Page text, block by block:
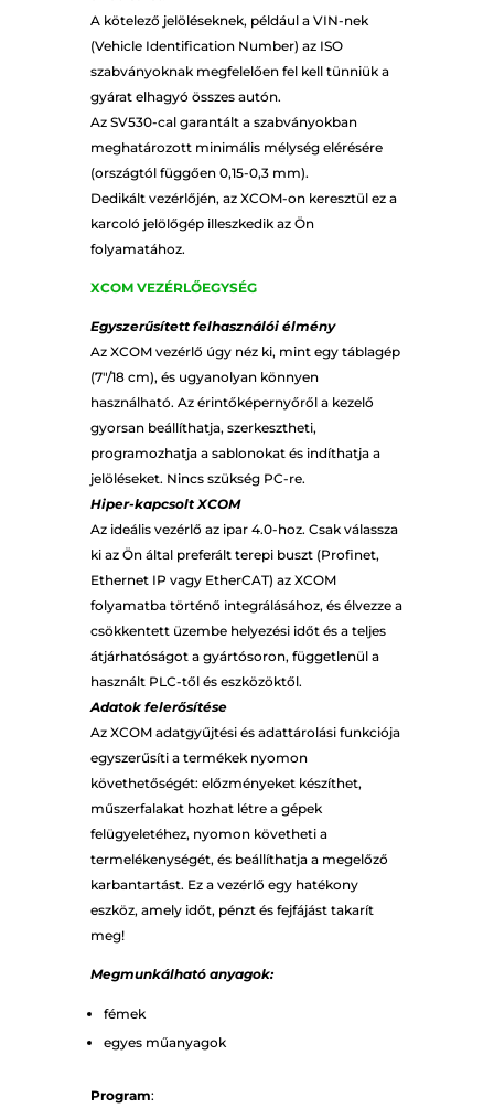
A kötelező jelöléseknek, például a VIN-nek
(Vehicle Identification Number) az ISO
szabványoknak megfelelően fel kell tünniük a
gyárat elhagyó összes autón.
Az SV530-cal garantált a szabványokban
meghatározott minimális mélység elérésére
(országtól függően 0,15-0,3 mm).
Dedikált vezérlőjén, az XCOM-on keresztül ez a
karcoló jelölőgép illeszkedik az Ön
folyamatához.
XCOM VEZÉRLŐEGYSÉG
Egyszerűsített felhasználói élmény
Az XCOM vezérlő úgy néz ki, mint egy táblagép
(7"/18 cm), és ugyanolyan könnyen
használható. Az érintőképernyőről a kezelő
gyorsan beállíthatja, szerkesztheti,
programozhatja a sablonokat és indíthatja a
jelöléseket. Nincs szükség PC-re.
Hiper-kapcsolt XCOM
Az ideális vezérlő az ipar 4.0-hoz. Csak válassza
ki az Ön által preferált terepi buszt (Profinet,
Ethernet IP vagy EtherCAT) az XCOM
folyamatba történő integrálásához, és élvezze a
csökkentett üzembe helyezési időt és a teljes
átjárhatóságot a gyártósoron, függetlenül a
használt PLC-től és eszközöktől.
Adatok felerősítése
Az XCOM adatgyűjtési és adattárolási funkciója
egyszerűsíti a termékek nyomon
követhetőségét: előzményeket készíthet,
műszerfalakat hozhat létre a gépek
felügyeletéhez, nyomon követheti a
termelékenységét, és beállíthatja a megelőző
karbantartást. Ez a vezérlő egy hatékony
eszköz, amely időt, pénzt és fejfájást takarít
meg!
Megmunkálható anyagok:
fémek
egyes műanyagok
Program: